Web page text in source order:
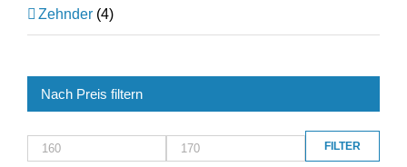
Zehnder (4)
Nach Preis filtern
Min.
Max.
FILTER